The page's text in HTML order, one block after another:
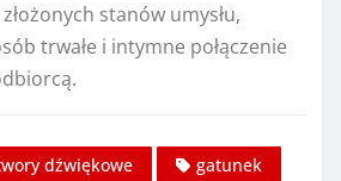
stanów umysłu,
trwałe i intymne połączenie
dźwiękowe
gatunek